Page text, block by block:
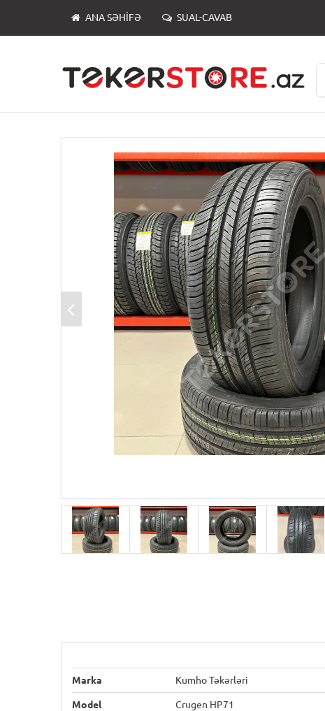
ANA SƏHIFƏ SUAL-CAVAB
Marka Kumho Təkərləri
Model Crugen HP71